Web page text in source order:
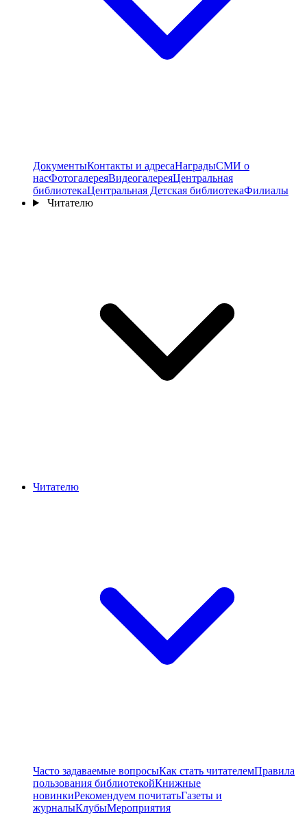
ДокументыКонтакты и адресаНаградыСМИ о
насФотогалереяВидеогалереяЦентральная
библиотекаЦентральная Детская библиотекаФилиалы
Читателю
Читателю
Часто задаваемые вопросыКак стать читателемПравила
пользования библиотекойКнижные
новинкиРекомендуем почитатьГазеты и
журналыКлубыМероприятия